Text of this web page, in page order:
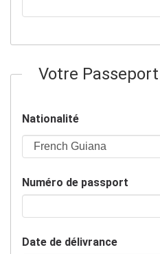
Votre Passeport
Nationalité
Numéro de passport
Date de délivrance